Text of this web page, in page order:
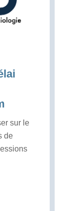
sur le
de